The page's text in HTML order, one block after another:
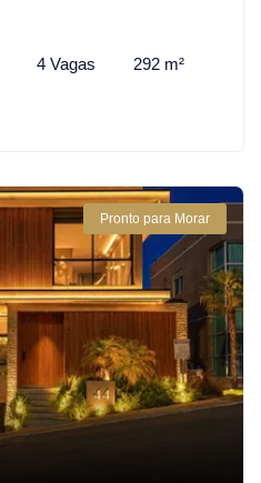
4 Vagas 292 m²
Pronto para Morar